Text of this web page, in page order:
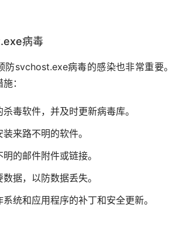
病毒
防svchost.exe病毒的感染也非常重要。
：
毒软件，并及时更新病毒库。
来路不明的软件。
的邮件附件或链接。
据，以防数据丢失。
统和应用程序的补丁和安全更新。